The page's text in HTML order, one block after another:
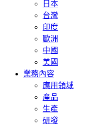
日本
台灣
印度
歐洲
中國
美國
業務內容
應用領域
產品
生產
研發